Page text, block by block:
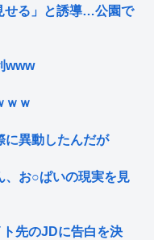
せる」と誘導…公園で
www
ｗｗ
に異動したんだが
、お○ぱいの現実を見
ト先のJDに告白を決